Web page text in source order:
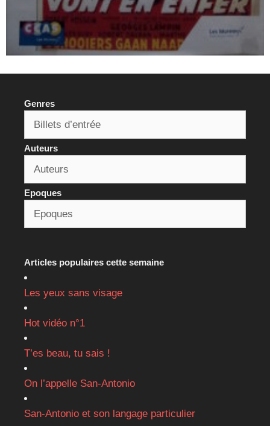
Genres
Auteurs
Epoques
Articles populaires cette semaine
Les yeux sans visage
Hot vidéo n°1
T’es beau, tu sais !
On l’appelle San-Antonio
San-Antonio et son langage particulier